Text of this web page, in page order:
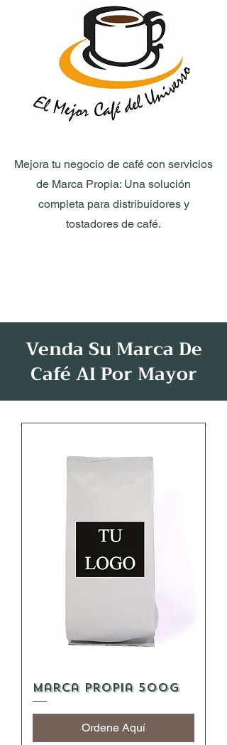
Mejora tu negocio de café con servicios
de Marca Propia: Una solución
completa para distribuidores y
tostadores de café.
Venda Su Marca De
Café Al Por Mayor
Marca Propia 500g
Ordene Aquí